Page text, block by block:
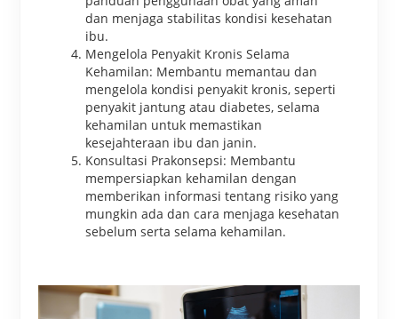
dan menjaga stabilitas kondisi kesehatan
ibu.
Mengelola Penyakit Kronis Selama
Kehamilan: Membantu memantau dan
mengelola kondisi penyakit kronis, seperti
penyakit jantung atau diabetes, selama
kehamilan untuk memastikan
kesejahteraan ibu dan janin.
Konsultasi Prakonsepsi: Membantu
mempersiapkan kehamilan dengan
memberikan informasi tentang risiko yang
mungkin ada dan cara menjaga kesehatan
sebelum serta selama kehamilan.